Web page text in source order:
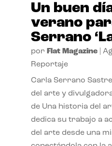
Un buen
verano
Serrano
por Flat Magazine|
Reportaje
Carla Serrano
del arte y
de Una historia del
dedica su trabajo a
del arte desde una